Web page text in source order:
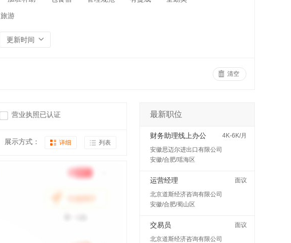
旅游
更新时间
清空
营业执照已认证
展示方式： 详细 列表
最新职位
财务助理线上办公
4K-6K/月
安徽思迈尔进出口有限公司
安徽/合肥/瑶海区
运营经理
面议
北京道斯经济咨询有限公司
安徽/合肥/蜀山区
交易员
面议
北京道斯经济咨询有限公司